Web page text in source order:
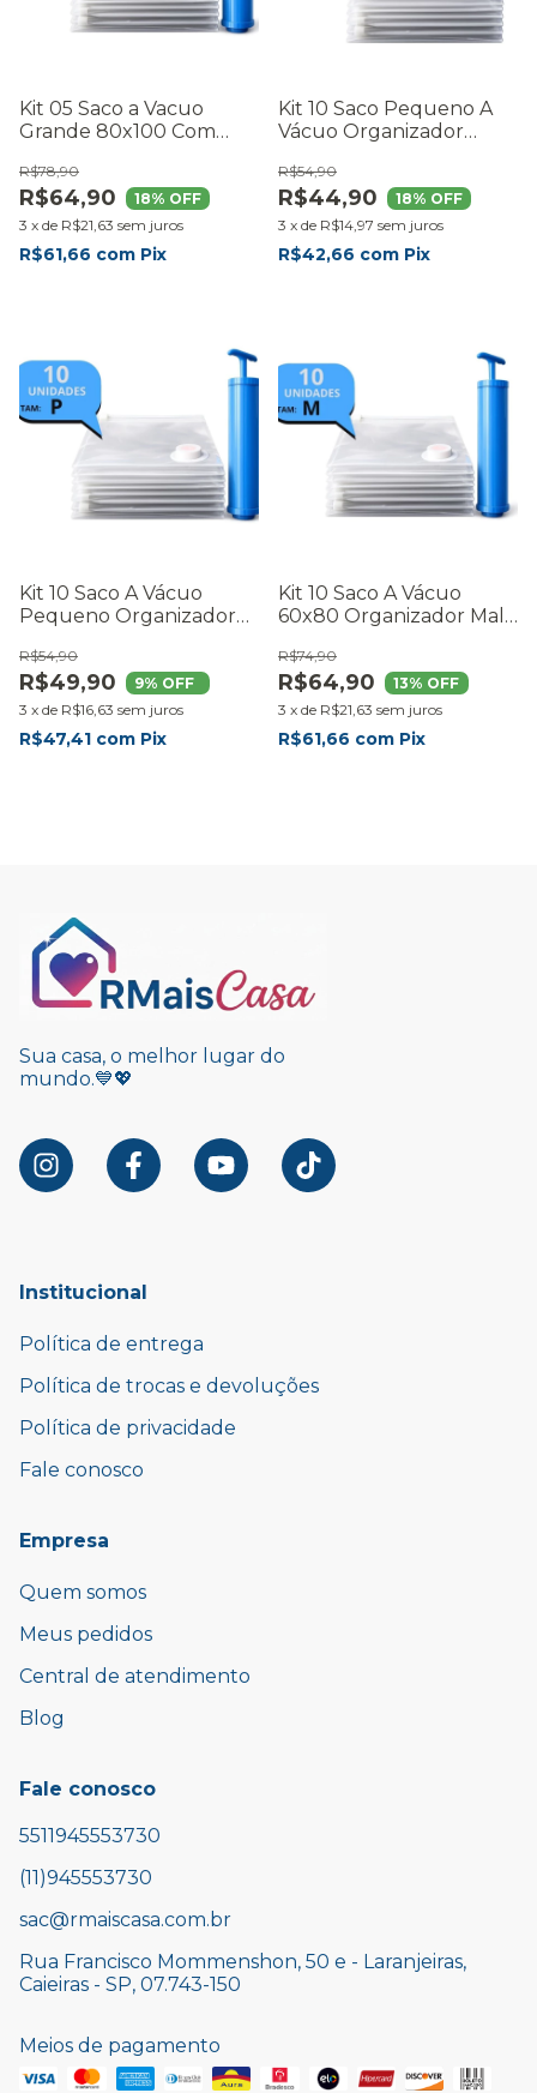
Kit 05 Saco a Vacuo
Grande 80x100 Com
R$64,90
R$78,90
18% OFF
3 x de R$21,63 sem juros
R$61,66 com Pix
Kit 10 Saco Pequeno A
Vácuo Organizador
R$44,90
R$54,90
18% OFF
3 x de R$14,97 sem juros
R$42,66 com Pix
Kit 10 Saco A Vácuo
Pequeno Organizador
R$49,90
R$54,90
9% OFF
3 x de R$16,63 sem juros
R$47,41 com Pix
Kit 10 Saco A Vácuo
60x80 Organizador Mala
Edredom Cobertor
Casaco Com Bomba
R$64,90
R$74,90
13% OFF
3 x de R$21,63 sem juros
R$61,66 com Pix
Sua casa, o melhor lugar do
mundo.💙💖
Institucional
Política de entrega
Política de trocas e devoluções
Política de privacidade
Fale conosco
Empresa
Quem somos
Meus pedidos
Central de atendimento
Blog
Fale conosco
5511945553730
(11)945553730
sac@rmaiscasa.com.br
Rua Francisco Mommenshon, 50 e - Laranjeiras,
Caieiras - SP, 07.743-150
Meios de pagamento